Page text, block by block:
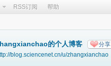
RSS订阅 帮助
的个人博客 分享
blog.sciencenet.cn/u/zhangxianchao